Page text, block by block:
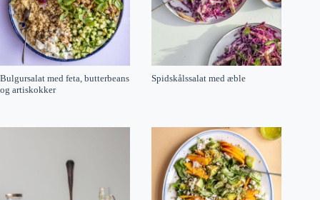
Bulgursalat med feta, butterbeans
og artiskokker
Spidskålssalat med æble